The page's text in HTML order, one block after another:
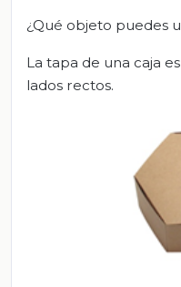
¿Qué objeto puedes
La tapa de una caja
lados rectos.